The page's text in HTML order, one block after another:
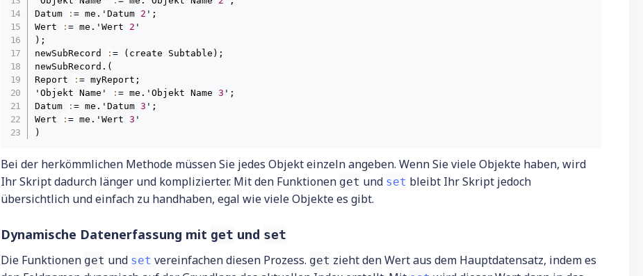
Datum
:= me.'Datum 2 ';
Wert
:= me.'Wert 2 '
);
newSubRecord
:= (create Subtable);
newSubRecord.(
Report
:= myReport;
'Objekt Name'
:= me.'Objekt Name 3 ';
Datum
:= me.'Datum 3 ';
Wert
:= me.'Wert 3 '
)
Bei der herkömmlichen Methode müssen Sie jedes Objekt einzeln angeben. Wenn Sie viele Objekte haben, wird
Ihr Skript dadurch länger und komplizierter. Mit den Funktionen get und set bleibt Ihr Skript jedoch
übersichtlich und einfach zu handhaben, egal wie viele Objekte es gibt.
Dynamische Datenerfassung mit get und set
Die Funktionen get und set vereinfachen diesen Prozess. get zieht den Wert aus dem Hauptdatensatz, indem es